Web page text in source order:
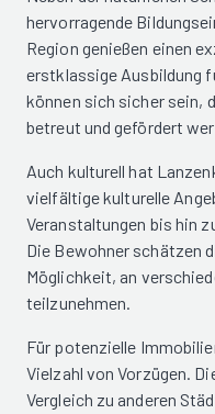
hervorragende
Region genießen einen
erstklassige Ausbildung
können sich sicher sein,
betreut und gefördert
Auch kulturell hat
vielfältige kulturelle
Veranstaltungen bis hin
Die Bewohner schätzen
Möglichkeit, an
teilzunehmen.
Für potenzielle
Vielzahl von Vorzügen.
Vergleich zu anderen